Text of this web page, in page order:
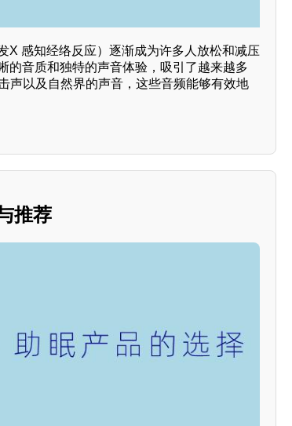
X 感知经络反应）逐渐成为许多人放松和减压
的音质和独特的声音体验，吸引了越来越多
声以及自然界的声音，这些音频能够有效地
推荐